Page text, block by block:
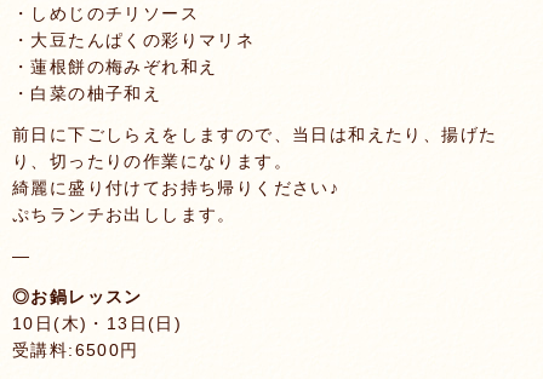
・しめじのチリソース
・大豆たんぱくの彩りマリネ
・蓮根餅の梅みぞれ和え
・白菜の柚子和え
前日に下ごしらえをしますので、当日は和えたり、揚げた
り、切ったりの作業になります。
綺麗に盛り付けてお持ち帰りください♪
ぷちランチお出しします。
—
◎お鍋レッスン
10日(木)・13日(日)
受講料:6500円